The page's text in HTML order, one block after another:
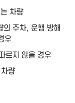
차량
의 주차, 운행 방해
우
르지 않을 경우
량